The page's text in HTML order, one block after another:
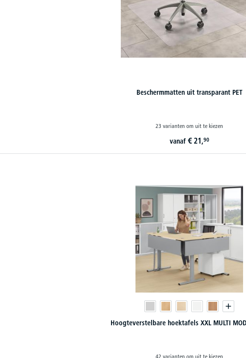
Beschermmatten uit transparant PET
23 varianten om uit te kiezen
vanaf € 21,90
Hoogteverstelbare hoektafels XXL MULTI
42 varianten om uit te kiezen